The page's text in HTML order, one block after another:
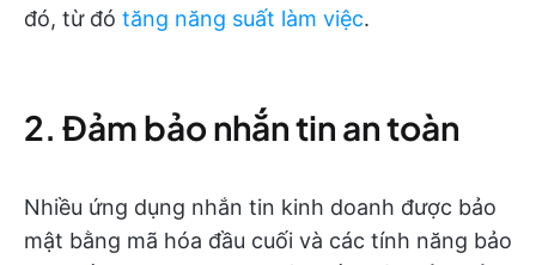
đó, từ đó tăng năng suất làm việc.
2. Đảm bảo nhắn tin an toàn
Nhiều ứng dụng nhắn tin kinh doanh được bảo
mật bằng mã hóa đầu cuối và các tính năng bảo